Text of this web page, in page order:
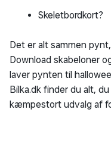
Skeletbordkort?
Det er alt sammen
Download skabeloner
laver pynten til
Bilka.dk finder du alt,
kæmpestort udvalg af